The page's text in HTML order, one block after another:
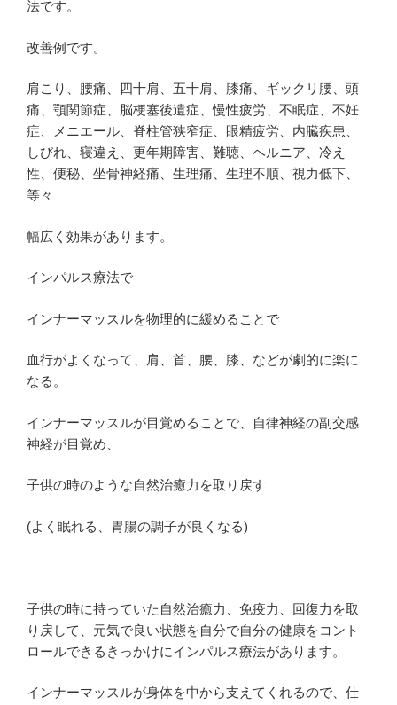
法です。
改善例です。
肩こり、腰痛、四十肩、五十肩、膝痛、ギックリ腰、頭
痛、顎関節症、脳梗塞後遺症、慢性疲労、不眠症、不妊
症、メニエール、脊柱管狭窄症、眼精疲労、内臓疾患、
しびれ、寝違え、更年期障害、難聴、ヘルニア、冷え
性、便秘、坐骨神経痛、生理痛、生理不順、視力低下、
等々
幅広く効果があります。
インパルス療法で
インナーマッスルを物理的に緩めることで
血行がよくなって、肩、首、腰、膝、などが劇的に楽に
なる。
インナーマッスルが目覚めることで、自律神経の副交感
神経が目覚め、
子供の時のような自然治癒力を取り戻す
(よく眠れる、胃腸の調子が良くなる)
子供の時に持っていた自然治癒力、免疫力、回復力を取
り戻して、元気で良い状態を自分で自分の健康をコント
ロールできるきっかけにインパルス療法があります。
インナーマッスルが身体を中から支えてくれるので、仕